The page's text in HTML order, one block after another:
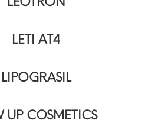
LETI AT4
LIPOGRASIL
UP COSMETICS